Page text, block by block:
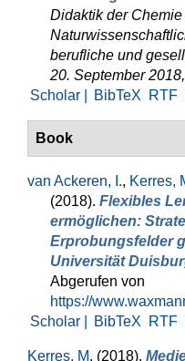
Didaktik der
berufliche und
20. September
Scholar |
BibTeX RTF
Book
van Ackeren, I., Kerres,
(2018). Flexibles
ermöglichen:
Erprobungsfelder
Universität
Abgerufen von
https://
Scholar |
BibTeX RTF
Kerres, M. (2018).